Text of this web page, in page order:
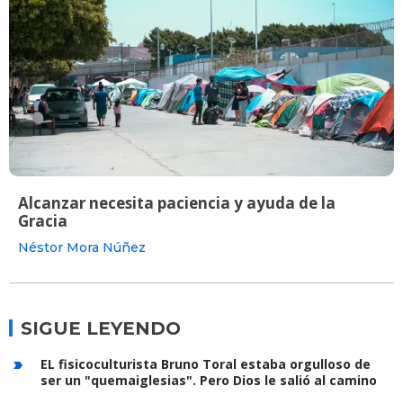
Alcanzar necesita paciencia y ayuda de la
Gracia
Néstor Mora Núñez
SIGUE LEYENDO
EL fisicoculturista Bruno Toral estaba orgulloso de
ser un "quemaiglesias". Pero Dios le salió al camino